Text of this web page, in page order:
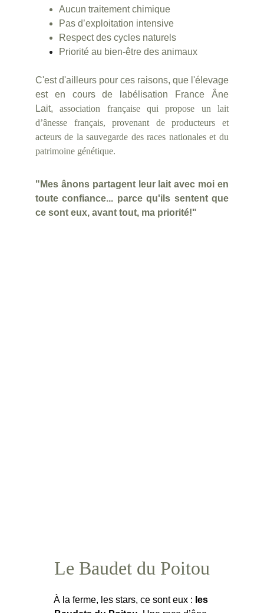
Aucun traitement chimique
Pas d’exploitation intensive
Respect des cycles naturels
Priorité au bien-être des animaux
C'est d'ailleurs pour ces raisons, que l'élevage
est en cours de labélisation France Âne
Lait,association française qui propose un lait
d’ânesse français, provenant de producteurs et
acteurs de la sauvegarde des races nationales et du
patrimoine génétique.
"Mes ânons partagent leur lait avec moi en
toute confiance... parce qu'ils sentent que
ce sont eux, avant tout, ma priorité!"
À la ferme, les stars, ce sont eux : les
Le Baudet du Poitou